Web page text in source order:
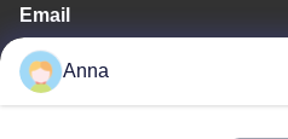
Email
wfmbeide@163.com
Anna